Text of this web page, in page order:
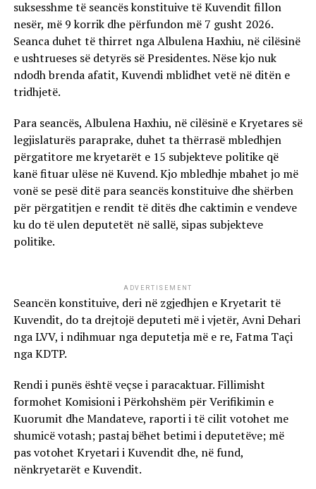
suksesshme të seancës konstituive të Kuvendit fillon
nesër, më 9 korrik dhe përfundon më 7 gusht 2026.
Seanca duhet të thirret nga Albulena Haxhiu, në cilësinë
e ushtrueses së detyrës së Presidentes. Nëse kjo nuk
ndodh brenda afatit, Kuvendi mblidhet vetë në ditën e
tridhjetë.
Para seancës, Albulena Haxhiu, në cilësinë e Kryetares së
legjislaturës paraprake, duhet ta thërrasë mbledhjen
përgatitore me kryetarët e 15 subjekteve politike që
kanë fituar ulëse në Kuvend. Kjo mbledhje mbahet jo më
vonë se pesë ditë para seancës konstituive dhe shërben
për përgatitjen e rendit të ditës dhe caktimin e vendeve
ku do të ulen deputetët në sallë, sipas subjekteve
politike.
ADVERTISEMENT
Seancën konstituive, deri në zgjedhjen e Kryetarit të
Kuvendit, do ta drejtojë deputeti më i vjetër, Avni Dehari
nga LVV, i ndihmuar nga deputetja më e re, Fatma Taçi
nga KDTP.
Rendi i punës është veçse i paracaktuar. Fillimisht
formohet Komisioni i Përkohshëm për Verifikimin e
Kuorumit dhe Mandateve, raporti i të cilit votohet me
shumicë votash; pastaj bëhet betimi i deputetëve; më
pas votohet Kryetari i Kuvendit dhe, në fund,
nënkryetarët e Kuvendit.